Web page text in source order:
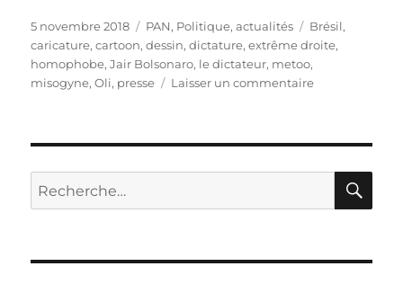
Publié
le
5 novembre 2018 Catégories
PAN, Politique, actualités Étiquettes
Brésil,
caricature,cartoon,dessin,dictature,extrême droite,
homophobe,Jair Bolsonaro, le dictateur, metoo,
misogyne,Oli, presse Laisser un commentairesur
au
pouvoir
!
Recherche
pour :